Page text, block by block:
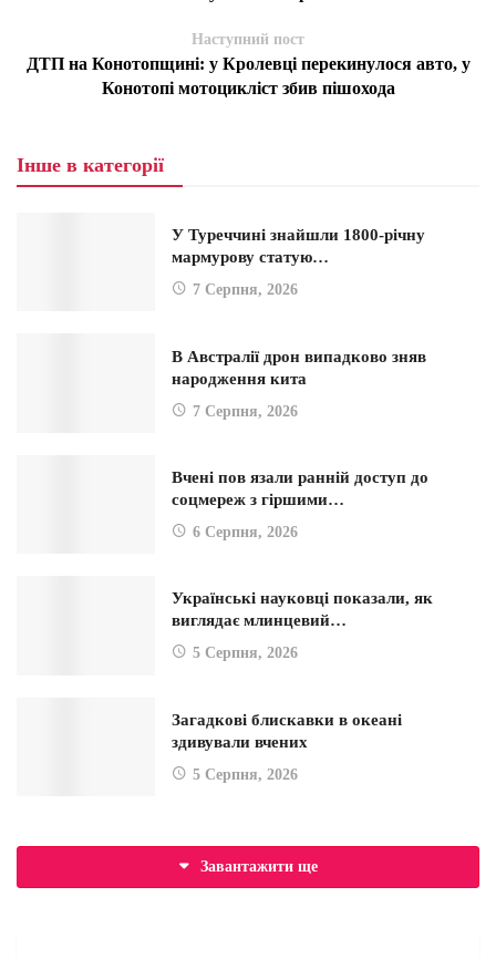
Наступний пост
ДТП на Конотопщині: у Кролевці перекинулося авто, у
Конотопі мотоцикліст збив пішохода
Інше в категорії
У Туреччині знайшли 1800-річну
мармурову статую…
7 Серпня, 2026
В Австралії дрон випадково зняв
народження кита
7 Серпня, 2026
Вчені пов язали ранній доступ до
соцмереж з гіршими…
6 Серпня, 2026
Українські науковці показали, як
виглядає млинцевий…
5 Серпня, 2026
Загадкові блискавки в океані
здивували вчених
5 Серпня, 2026
Завантажити ще